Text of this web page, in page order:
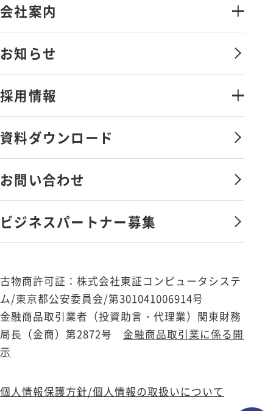
情報セキュリティソリューション
金融証券データソリューション
その他のソリューション
会社案内
沿革
会社憲章
お知らせ
採用情報
福利厚生・社内制度
社員を知る
新卒採用
キャリア採用
資料ダウンロード
お問い合わせ
ビジネスパートナー募集
古物商許可証：株式会社東証コンピュータシステ
ム/東京都公安委員会/第301041006914号
金融商品取引業者（投資助言・代理業）関東財務
局長（金商）第2872号 金融商品取引業に係る開
示
個人情報保護方針/個人情報の取扱いについて